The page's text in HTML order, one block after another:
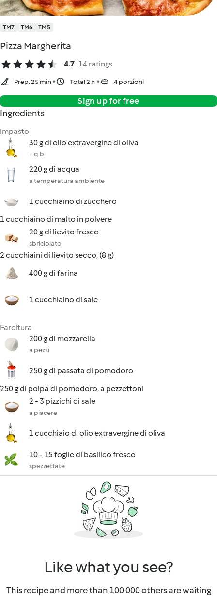
TM7 TM6 TM5
Pizza Margherita
4.7 14 ratings
Prep. 25 min Total 2 h 4 porzioni
Sign up for free
Ingredients
Impasto
30 g di olio extravergine di oliva
+ q.b.
220 g di acqua
a temperatura ambiente
1 cucchiaino di zucchero
1 cucchiaino di malto in polvere
20 g di lievito fresco
sbriciolato
2 cucchiaini di lievito secco, (8 g)
400 g di farina
1 cucchiaino di sale
Farcitura
200 g di mozzarella
a pezzi
250 g di passata di pomodoro
250 g di polpa di pomodoro, a pezzettoni
2 - 3 pizzichi di sale
a piacere
1 cucchiaio di olio extravergine di oliva
10 - 15 foglie di basilico fresco
spezzettate
Like what you see?
This recipe and more than 100 000 others are waiting